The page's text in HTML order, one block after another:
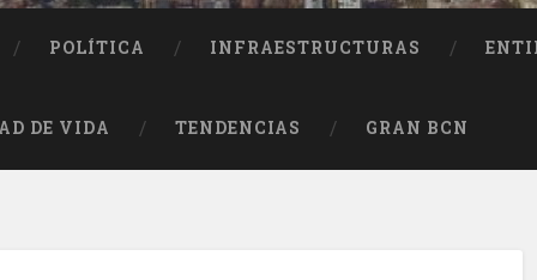
POLÍTICA INFRAESTRUCTURAS
DE VIDA TENDENCIAS GRAN BCN